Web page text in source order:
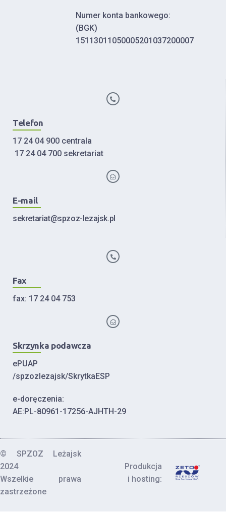
Numer konta bankowego:
(BGK)
15113011050005201037200007
Telefon
17 24 04 900 centrala
17 24 04 700 sekretariat
E-mail
sekretariat@spzoz-lezajsk.pl
Fax
fax: 17 24 04 753
Skrzynka podawcza
ePUAP
/spzozlezajsk/SkrytkaESP
e-doręczenia:
AE:PL-80961-17256-AJHTH-29
© SPZOZ Leżajsk
2024
Wszelkie prawa
zastrzeżone
Produkcja
i hosting: